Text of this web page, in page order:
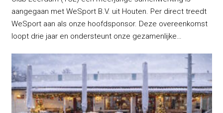
aangegaan met WeSport B.V. uit Houten. Per direct treedt
WeSport aan als onze hoofdsponsor. Deze overeenkomst
loopt drie jaar en ondersteunt onze gezamenlijke…